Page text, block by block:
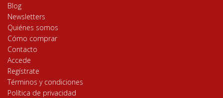
Blog
Newsletters
Quiénes somos
Cómo comprar
Contacto
Accede
Regístrate
Términos y condiciones
Política de privacidad